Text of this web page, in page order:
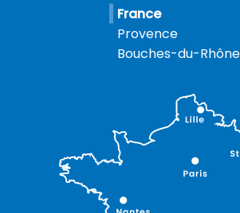
France
Provence
Bouches-du-Rhône